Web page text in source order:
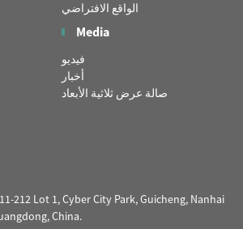
الواقع الافتراضي
Media
فيديو
أخبار
صالة عرض ثلاثية الأبعاد
212 Lot 1, Cyber City Park, Guicheng, Nanhai
China.